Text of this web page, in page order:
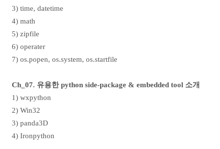
3) time, datetime
4) math
5) zipfile
6) operater
7) os.popen, os.system, os.startfile
Ch_07. 유용한python side-package & embedded tool 소개
1) wxpython
2) Win32
3) panda3D
4) Ironpython